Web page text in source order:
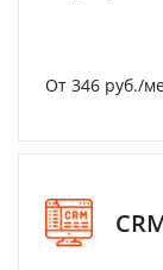
От 346 руб./